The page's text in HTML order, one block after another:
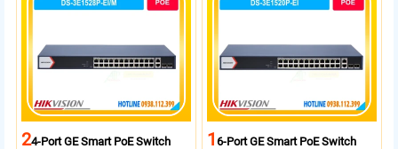
xa tối đa lên đến 300 mét.
24-Port GE Smart PoE Switch
16-Port GE Smart PoE Switch